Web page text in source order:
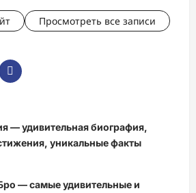
Просмотреть все записи
— удивительная биография,
уникальные факты
— самые удивительные и